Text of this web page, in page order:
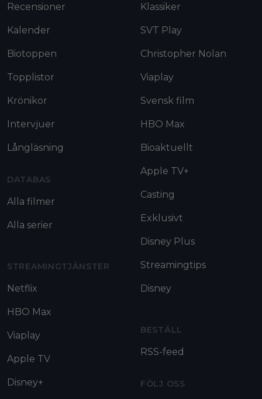
Recensioner
Kalender
Biotoppen
Topplistor
Krönikor
Intervjuer
Långläsning
DATABAS
Alla filmer
Alla serier
STREAMINGTJÄNSTER
Netflix
HBO Max
Viaplay
Apple TV
Disney+
Klassiker
SVT Play
Christopher Nolan
Viaplay
Svensk film
HBO Max
Bioaktuellt
Apple TV+
Casting
Exklusivt
Disney Plus
Streamingtips
Disney
BESTÄLL
RSS-feed
FÖLJ OSS